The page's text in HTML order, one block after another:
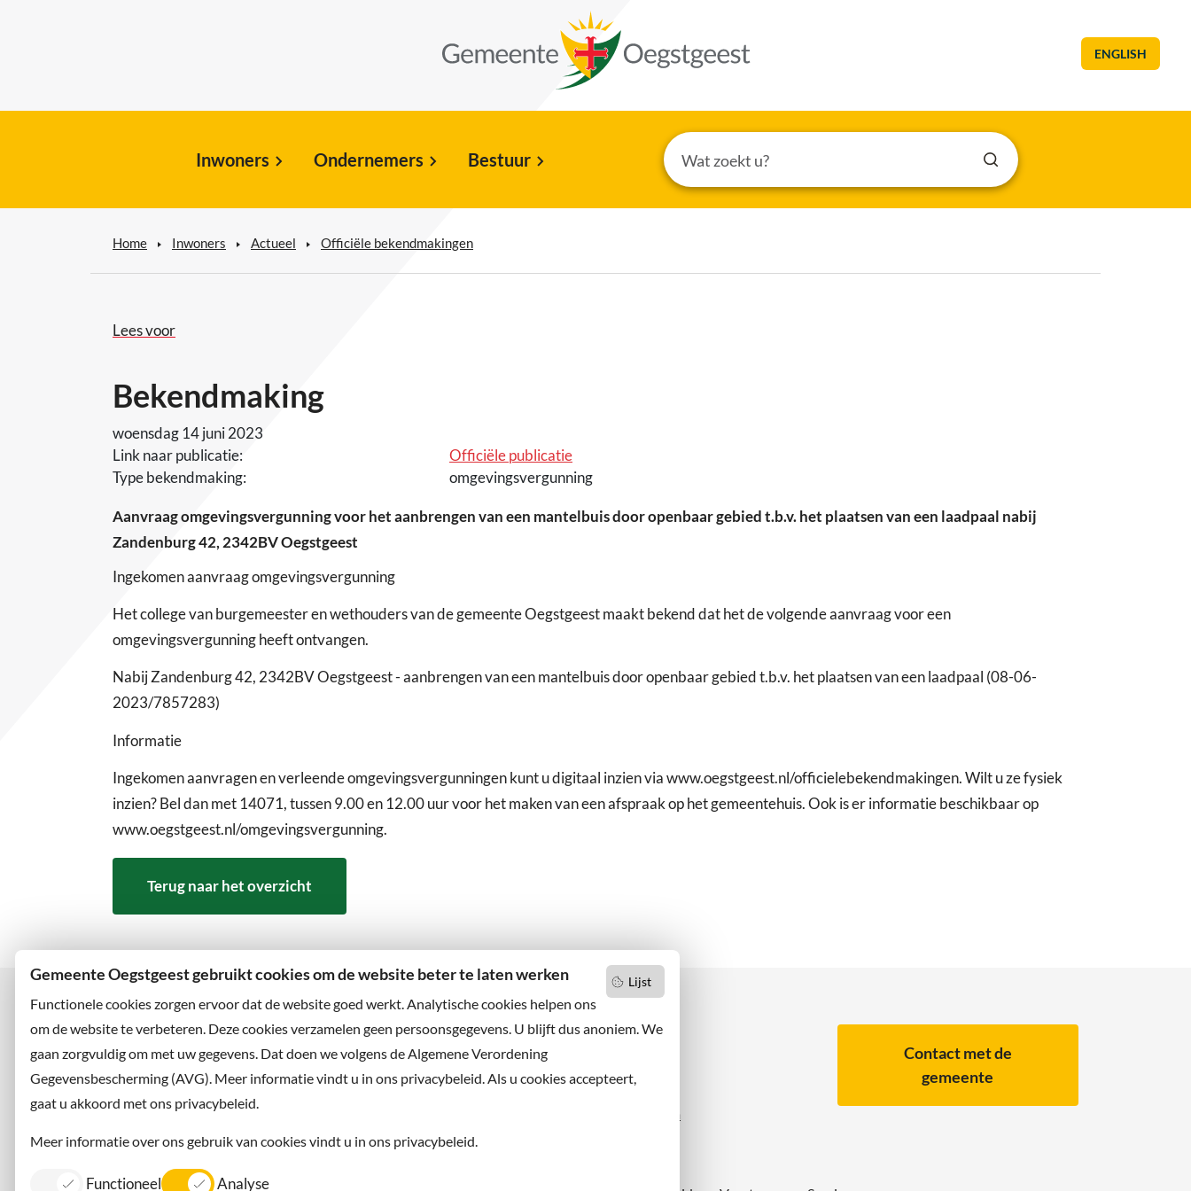
Lijst
Gemeente Oegstgeest gebruikt cookies om de website beter te laten werken
Functionele cookies zorgen ervoor dat de website goed werkt. Analytische cookies helpen ons
om de website te verbeteren. Deze cookies verzamelen geen persoonsgegevens. U blijft dus anoniem. We
gaan zorgvuldig om met uw gegevens. Dat doen we volgens de Algemene Verordening
Gegevensbescherming (AVG). Meer informatie vindt u in ons privacybeleid. Als u cookies accepteert,
gaat u akkoord met ons privacybeleid.
Meer informatie over ons gebruik van cookies vindt u in ons privacybeleid.
Functioneel Analyse
ENGLISH
Inwoners Ondernemers Bestuur
Home Inwoners Actueel Officiële bekendmakingen
Lees voor
Bekendmaking
woensdag 14 juni 2023
Link naar publicatie:
Officiële publicatie
Type bekendmaking:
omgevingsvergunning
Aanvraag omgevingsvergunning voor het aanbrengen van een mantelbuis door openbaar gebied t.b.v. het plaatsen van een laadpaal nabij
Zandenburg 42, 2342BV Oegstgeest
Ingekomen aanvraag omgevingsvergunning
Het college van burgemeester en wethouders van de gemeente Oegstgeest maakt bekend dat het de volgende aanvraag voor een
omgevingsvergunning heeft ontvangen.
Nabij Zandenburg 42, 2342BV Oegstgeest - aanbrengen van een mantelbuis door openbaar gebied t.b.v. het plaatsen van een laadpaal (08-06-
2023/7857283)
Informatie
Ingekomen aanvragen en verleende omgevingsvergunningen kunt u digitaal inzien via www.oegstgeest.nl/officielebekendmakingen. Wilt u ze fysiek
inzien? Bel dan met 14071, tussen 9.00 en 12.00 uur voor het maken van een afspraak op het gemeentehuis. Ook is er informatie beschikbaar op
www.oegstgeest.nl/omgevingsvergunning.
Terug naar het overzicht
Bezoekadres
Rhijngeesterstraatweg 13
2342 AN Oegstgeest
Wilt u niets missen?
Abonneer u op onze nieuwsbrief
X
Instagram
Contact met de
gemeente